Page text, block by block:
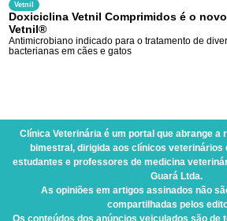
Vetnil
Doxiciclina Vetnil Comprimidos é o
Vetnil®
Antimicrobiano indicado para o tratamento de
bacterianas em cães e gatos
Clínica Veterinária é um portal que abrange a
bimestral, dirigida aos clínicos veterinários
estudantes e professores de medicina
Guará Ltda.
As opiniões em artigos assinados não
compartilhadas pelos
Os conteúdos dos anúncios veiculados são de